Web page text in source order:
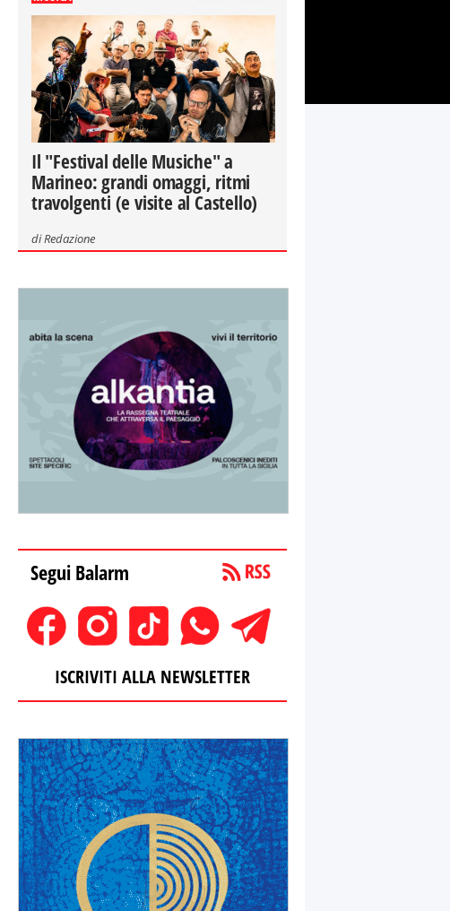
Il "Festival delle Musiche" a
Marineo: grandi omaggi, ritmi
travolgenti (e visite al Castello)
diRedazione
Segui Balarm
ISCRIVITI ALLA NEWSLETTER